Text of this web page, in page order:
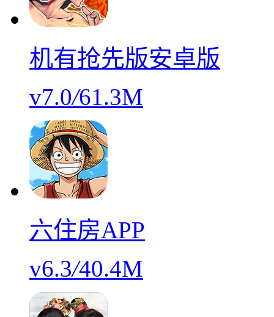
机有抢先版安卓版
v7.0/61.3M
六住房APP
v6.3/40.4M